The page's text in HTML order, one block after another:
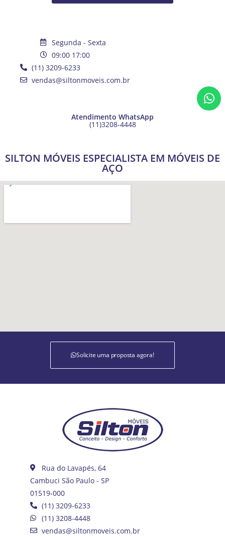
Segunda - Sexta
09:00 17:00
(11) 3209-6233
vendas@siltonmoveis.com.br
Atendimento WhatsApp
(11)3208-4448
SILTON MÓVEIS ESPECIALISTA EM MÓVEIS DE
AÇO
Solicite uma proposta agora!
Rua do Lavapés, 64
Cambuci São Paulo - SP
01519-000
(11) 3209-6233
(11) 3208-4448
vendas@siltonmoveis.com.br